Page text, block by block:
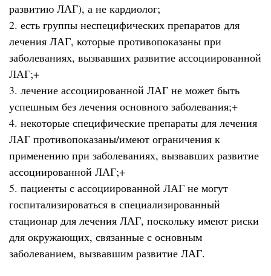
развитию ЛАГ), а не кардиолог;
2. есть группы неспецифических препаратов для
лечения ЛАГ, которые противопоказаны при
заболеваниях, вызвавших развитие ассоциированной
ЛАГ;+
3. лечение ассоциированной ЛАГ не может быть
успешным без лечения основного заболевания;+
4. некоторые специфические препараты для лечения
ЛАГ противопоказаны/имеют ограничения к
применению при заболеваниях, вызвавших развитие
ассоциированной ЛАГ;+
5. пациенты с ассоциированной ЛАГ не могут
госпитализироваться в специализированный
стационар для лечения ЛАГ, поскольку имеют риски
для окружающих, связанные с основным
заболеванием, вызвавшим развитие ЛАГ.